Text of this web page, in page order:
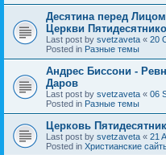
Десятина перед
Церкви
Last post by svetzaveta « 20
Posted in Разные темы
Андрес Биссони -
Даров
Last post by svetzaveta « 06
Posted in Разные темы
Церковь
Last post by svetzaveta « 21
Posted in Христианские